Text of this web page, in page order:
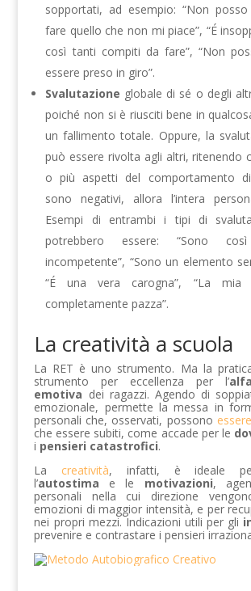
sopportati, ad esempio: “Non
fare quello che non mi piace”, “É
così tanti compiti da fare”, “Non
essere preso in giro”.
Svalutazione globale di sé o degli
poiché non si è riusciti bene in
un fallimento totale. Oppure, la
può essere rivolta agli altri, ritenendo
o più aspetti del comportamento
sono negativi, allora l’intera
Esempi di entrambi i tipi di
potrebbero essere: “Sono
incompetente”, “Sono un elemento
“É una vera carogna”, “La mia
completamente pazza”.
La creatività a scuola
La RET è uno strumento. Ma la
strumento per eccellenza per l’
emotiva dei ragazzi. Agendo di
emozionale, permette la messa in
personali che, osservati, possono
che essere subiti, come accade per le
i pensieri catastrofici.
La creatività, infatti, è ideale per
l’autostima e le motivazioni,
personali nella cui direzione
emozioni di maggior intensità, e per
nei propri mezzi. Indicazioni utili per gli
prevenire e contrastare i pensieri